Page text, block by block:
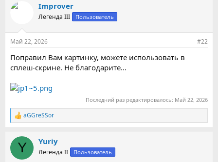
Improver
Легенда III Пользователь
Май 22, 2026 #22
Поправил Вам картинку, можете использовать в
сплеш-скрине. Не благодарите...
Последний раз редактировалось: Май 22, 2026
Р
е
к
и
aGGreSSor
Y Yuriy
Легенда II Пользователь